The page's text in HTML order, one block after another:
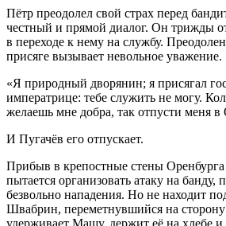
Пётр преодолел свой страх перед
честный и прямой диалог. Он трижды
в переходе к нему на службу.
присяге вызывает невольное уважение.
«Я природный дворянин; я присягал
императрице: тебе служить не могу.
желаешь мне добра, так отпусти меня в
И Пугачёв его отпускает.
Прибыв в крепостные стены
пытается организовать атаку на банду,
безвольно нападения. Но не находит
Швабрин, переметнувшийся на сторону